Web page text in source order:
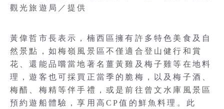
觀光旅遊局／提供
黃偉哲市長表示，楠西區擁有許多特色美食及自
然景點，如梅嶺風景區不僅適合登山健行和賞
花、還能品嚐當地著名薑黃雞及梅子雞等在地料
理，遊客也可採買正當季的脆梅，以及梅子酒、
梅醋、梅精等伴手禮，或是前往曾文水庫風景區
預約遊船體驗，享用高CP值的鮮魚料理。此